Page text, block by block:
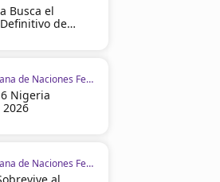
Busca el
de
Copa Africana de Naciones Femenina
Nigeria
2026
Copa Africana de Naciones Femenina